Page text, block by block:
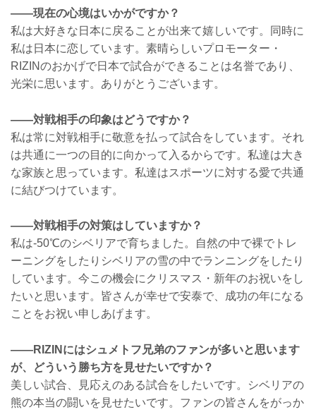
——現在の心境はいかがですか？
私は大好きな日本に戻ることが出来て嬉しいです。同時に
私は日本に恋しています。素晴らしいプロモーター・
RIZINのおかげで日本で試合ができることは名誉であり、
光栄に思います。ありがとうございます。
——対戦相手の印象はどうですか？
私は常に対戦相手に敬意を払って試合をしています。それ
は共通に一つの目的に向かって入るからです。私達は大き
な家族と思っています。私達はスポーツに対する愛で共通
に結びつけています。
——対戦相手の対策はしていますか？
私は-50℃のシベリアで育ちました。自然の中で裸でトレ
ーニングをしたりシベリアの雪の中でランニングをしたり
しています。今この機会にクリスマス・新年のお祝いをし
たいと思います。皆さんが幸せで安泰で、成功の年になる
ことをお祝い申しあげます。
——RIZINにはシュメトフ兄弟のファンが多いと思います
が、どういう勝ち方を見せたいですか？
美しい試合、見応えのある試合をしたいです。シベリアの
熊の本当の闘いを見せたいです。ファンの皆さんをがっか